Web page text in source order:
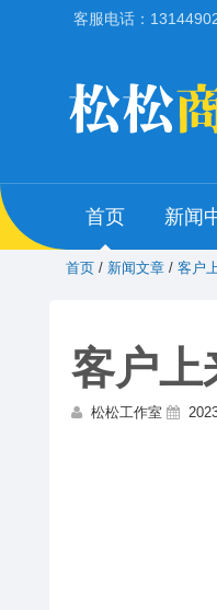
客服电话：
首页 新闻
首页 / 新闻文章 / 客户
客户上
松松工作室